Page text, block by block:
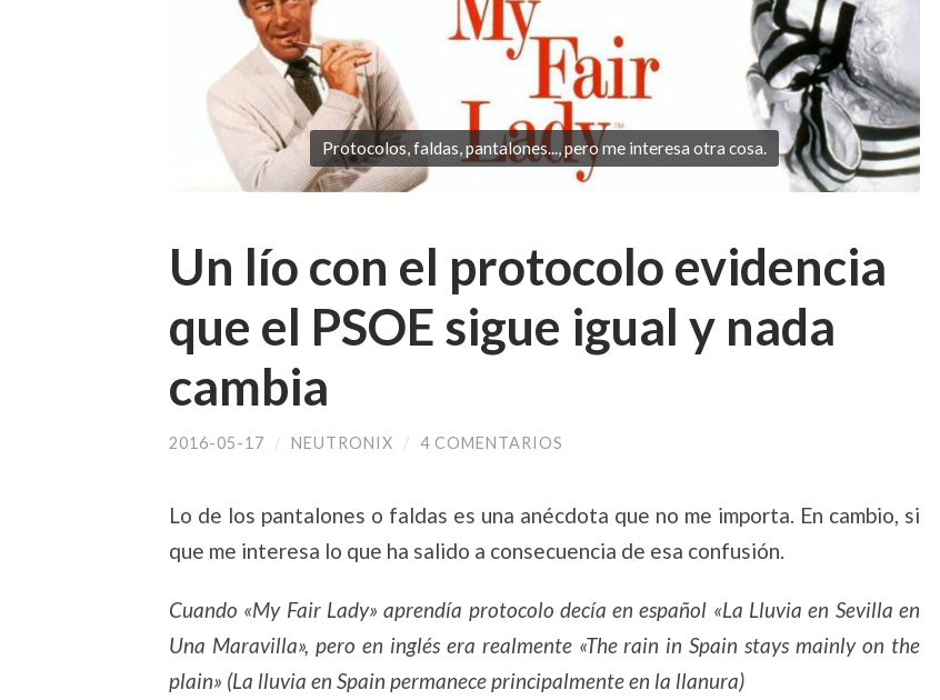
Protocolos, faldas, pantalones..., pero me interesa otra cosa.
Un lío con el protocolo evidencia
que el PSOE sigue igual y nada
cambia
2016-05-17 / NEUTRONIX / 4 COMENTARIOS
Lo de los pantalones o faldas es una anécdota que no me importa. En cambio, si
que me interesa lo que ha salido a consecuencia de esa confusión.
Cuando «My Fair Lady» aprendía protocolo decía en español «La Lluvia en Sevilla en
Una Maravilla», pero en inglés era realmente «The rain in Spain stays mainly on the
plain» (La lluvia en Spain permanece principalmente en la llanura)